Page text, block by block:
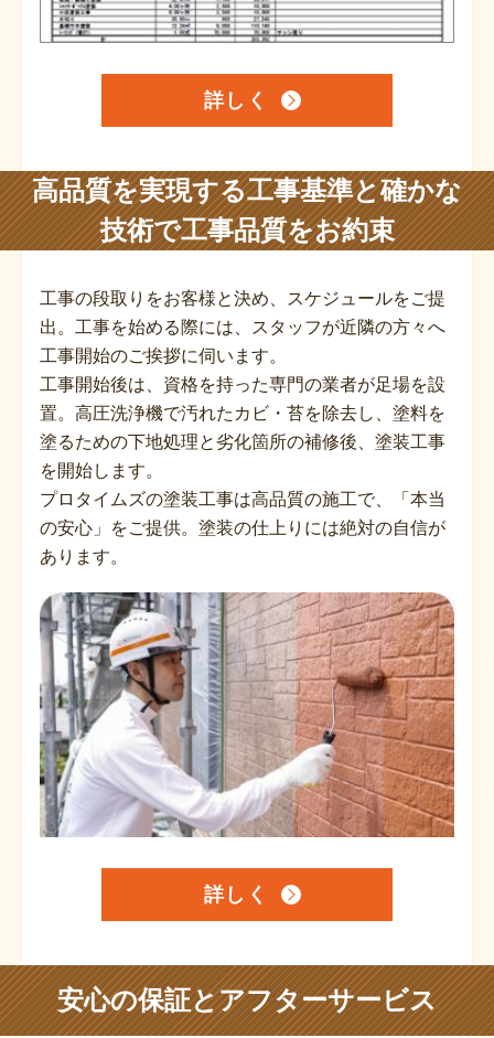
詳しく
高品質を実現する工事基準と確かな
技術で工事品質をお約束
工事の段取りをお客様と決め、スケジュールをご提
出。工事を始める際には、スタッフが近隣の方々へ
工事開始のご挨拶に伺います。
工事開始後は、資格を持った専門の業者が足場を設
置。高圧洗浄機で汚れたカビ・苔を除去し、塗料を
塗るための下地処理と劣化箇所の補修後、塗装工事
を開始します。
プロタイムズの塗装工事は高品質の施工で、「本当
の安心」をご提供。塗装の仕上りには絶対の自信が
あります。
詳しく
安心の保証とアフターサービス